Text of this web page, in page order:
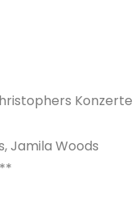
Konzerte
Jamila Woods